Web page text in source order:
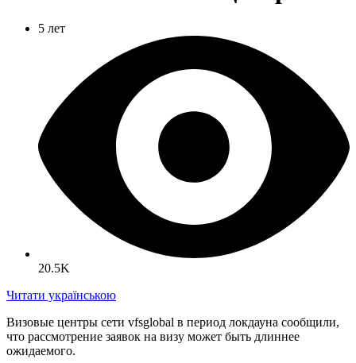
5 лет
20.5K
Читати українською
Визовые центры сети vfsglobal в период локдауна сообщили,
что рассмотрение заявок на визу может быть длиннее
ожидаемого.